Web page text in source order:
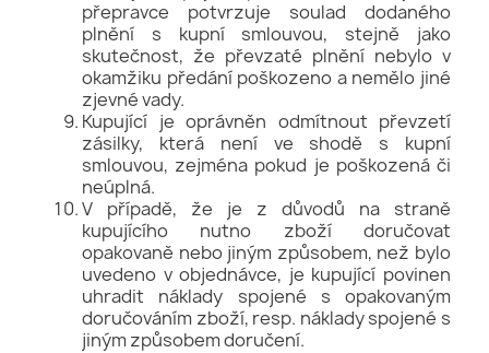
přepravce potvrzuje soulad dodaného
plnění s kupní smlouvou, stejně jako
skutečnost, že převzaté plnění nebylo v
okamžiku předání poškozeno a nemělo jiné
zjevné vady.
Kupující je oprávněn odmítnout převzetí
zásilky, která není ve shodě s kupní
smlouvou, zejména pokud je poškozená či
neúplná.
V případě, že je z důvodů na straně
kupujícího nutno zboží doručovat
opakovaně nebo jiným způsobem, než bylo
uvedeno v objednávce, je kupující povinen
uhradit náklady spojené s opakovaným
doručováním zboží, resp. náklady spojené s
jiným způsobem doručení.